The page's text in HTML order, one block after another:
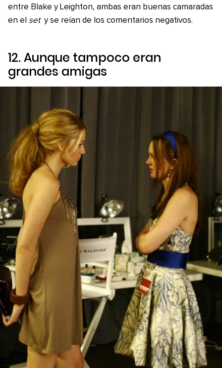
entre Blake y Leighton, ambas eran buenas camaradas
en el set y se reían de los comentarios negativos.
12. Aunque tampoco eran
grandes amigas